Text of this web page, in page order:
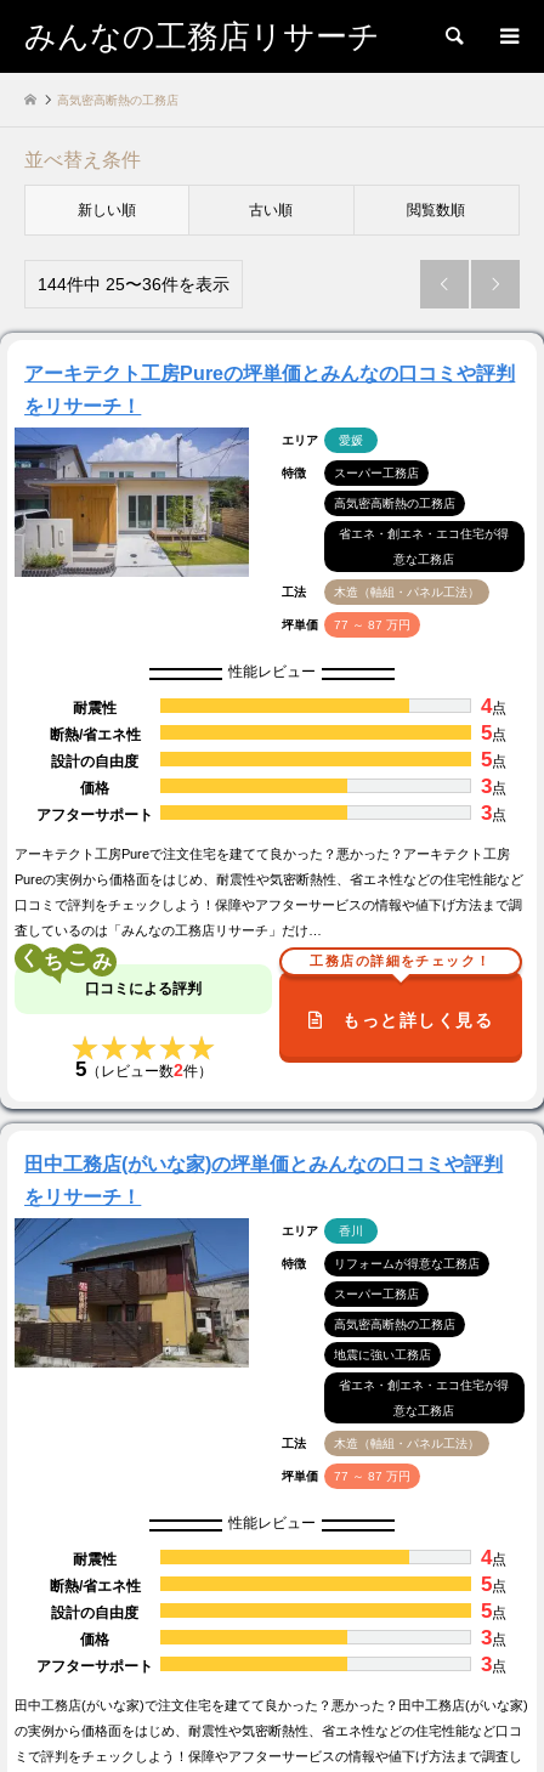
みんなの工務店リサーチ 検索
高気密高断熱の工務店
並べ替え条件
新しい順 古い順 閲覧数順
144件中 25〜36件を表示  
アーキテクト工房Pureの坪単価とみんなの口コミや評判
をリサーチ！
エリア 愛媛
特徴 スーパー工務店
高気密高断熱の工務店
省エネ・創エネ・エコ住宅が得
意な工務店
工法 木造（軸組・パネル工法）
坪単価 77 ～ 87 万円
性能レビュー
耐震性 4点
断熱/省エネ性
5点
設計の自由度
5点
価格
3点
アフターサポート
3点
アーキテクト工房Pureで注文住宅を建てて良かった？悪かった？アーキテクト工房
Pureの実例から価格面をはじめ、耐震性や気密断熱性、省エネ性などの住宅性能など
口コミで評判をチェックしよう！保障やアフターサービスの情報や値下げ方法まで調
査しているのは「みんなの工務店リサーチ」だけ…
く こ
口コミによる評判
★★★★★
★★★★★
5（レビュー数2件）
工務店の詳細をチェック！
もっと詳しく見る
田中工務店(がいな家)の坪単価とみんなの口コミや評判
をリサーチ！
エリア 香川
特徴 リフォームが得意な工務店
スーパー工務店
高気密高断熱の工務店
地震に強い工務店
省エネ・創エネ・エコ住宅が得
意な工務店
工法 木造（軸組・パネル工法）
坪単価 77 ～ 87 万円
性能レビュー
耐震性 4点
断熱/省エネ性
5点
設計の自由度
5点
価格
3点
アフターサポート
3点
田中工務店(がいな家)で注文住宅を建てて良かった？悪かった？田中工務店(がいな家)
の実例から価格面をはじめ、耐震性や気密断熱性、省エネ性などの住宅性能など口コ
ミで評判をチェックしよう！保障やアフターサービスの情報や値下げ方法まで調査し